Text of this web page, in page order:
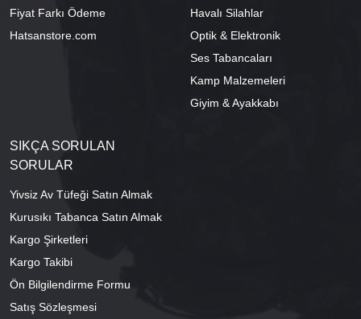
Fiyat Farkı Ödeme
Hatsanstore.com
Havalı Silahlar
Optik & Elektronik
Ses Tabancaları
Kamp Malzemeleri
Giyim & Ayakkabı
SIKÇA SORULAN
SORULAR
Yivsiz Av Tüfeği Satın Almak
Kurusıkı Tabanca Satın Almak
Kargo Şirketleri
Kargo Takibi
Ön Bilgilendirme Formu
Satış Sözleşmesi